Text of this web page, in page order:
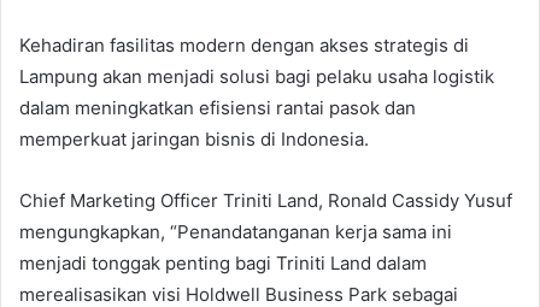
Kehadiran fasilitas modern dengan akses strategis di
Lampung akan menjadi solusi bagi pelaku usaha logistik
dalam meningkatkan efisiensi rantai pasok dan
memperkuat jaringan bisnis di Indonesia.
Chief Marketing Officer Triniti Land, Ronald Cassidy Yusuf
mengungkapkan, “Penandatanganan kerja sama ini
menjadi tonggak penting bagi Triniti Land dalam
merealisasikan visi Holdwell Business Park sebagai